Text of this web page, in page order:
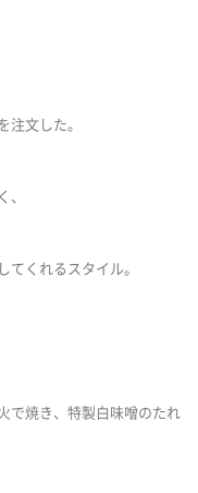
注文した。
、
てくれるスタイル。
で焼き、特製白味噌のたれ